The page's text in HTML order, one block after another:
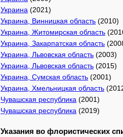
Украина (2021)
Украина, Винницкая область (2010)
Украина, Житомирская область
Украина, Закарпатская область
Украина, Львовская область (2003)
Украина, Львовская область (2015)
Украина, Сумская область (2001)
Украина, Хмельницкая область
Чувашская республика (2001)
Чувашская республика (2019)
Указания во флористических